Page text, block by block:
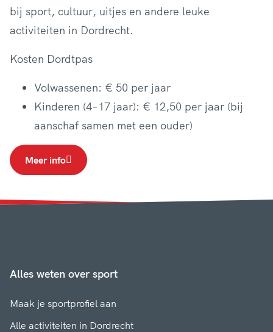
bij sport, cultuur, uitjes en andere leuke
activiteiten in Dordrecht.
Kosten Dordtpas
Volwassenen: € 50 per jaar
Kinderen (4–17 jaar): € 12,50 per jaar (bij
aanschaf samen met een ouder)
Meer info
Alles weten over sport
Maak je sportprofiel aan
Alle activiteiten in Dordrecht